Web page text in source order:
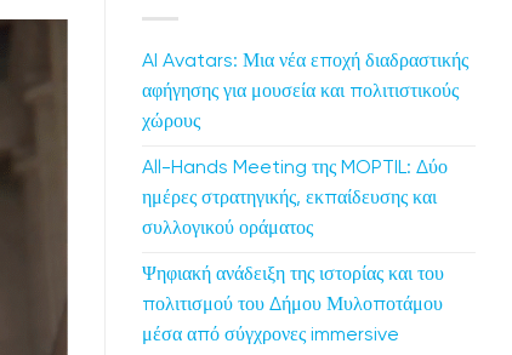
AI Avatars: Μια νέα εποχή διαδραστικής
αφήγησης για μουσεία και πολιτιστικούς
χώρους
All-Hands Meeting της MOPTIL: Δύο
ημέρες στρατηγικής, εκπαίδευσης και
συλλογικού οράματος
Ψηφιακή ανάδειξη της ιστορίας και του
πολιτισμού του Δήμου Μυλοποτάμου
μέσα από σύγχρονες immersive